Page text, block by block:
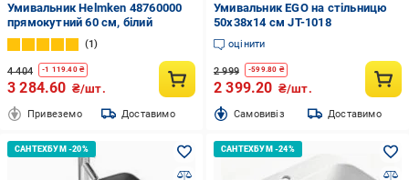
Умивальник Helmken 48760000
прямокутний 60 см, білий
1
4 404 -1 119.40₴
3 284.60 ₴/шт.
Привеземо Доставимо
Умивальник EGO на стільницю
50х38х14 см JT-1018
оцінити
2 999 -599.80 ₴
2 399.20 ₴/шт.
Cамовивіз Доставимо